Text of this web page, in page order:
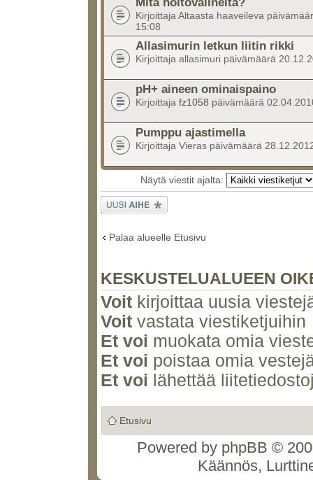
Kirjoittaja Altaasta haaveileva
15:08
Allasimurin letkun liitin rikki
Kirjoittaja allasimuri päivämäärä
pH+ aineen ominaispaino
Kirjoittaja fz1058 päivämäärä
Pumppu ajastimella
Kirjoittaja Vieras päivämäärä
Näytä viestit ajalta:
Lähetä uusi
viesti
Palaa alueelle Etusivu
KESKUSTELUALUEEN
Voit kirjoittaa uusia
Voit vastata viestiketjuihin
Et voi muokata omia
Et voi poistaa omia
Et voi lähettää
Etusivu
Powered by phpBB ©
Käännös,